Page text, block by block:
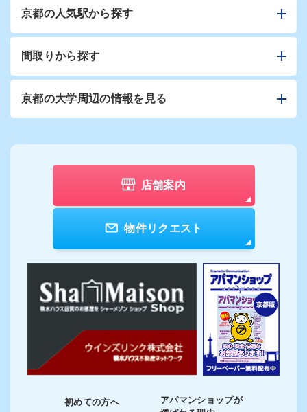
京都の人気駅から探す
間取りから探す
京都の大学周辺の情報を見る
店舗案内
物件リクエスト
初めての方へ
アパマンショップが